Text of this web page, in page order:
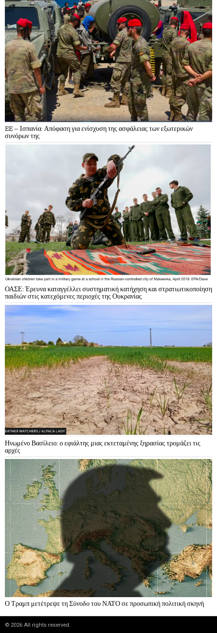
EE – Ισπανία: Απόφαση για ενίσχυση της ασφάλειας των εξωτερικών
συνόρων της
ΟΑΣΕ: Έρευνα καταγγέλλει συστηματική κατήχηση και στρατιωτικοποίηση
παιδιών στις κατεχόμενες περιοχές της Ουκρανίας
Ηνωμένο Βασίλειο: ο εφιάλτης μιας εκτεταμένης ξηρασίας τρομάζει τις
αρχές
Ο Τραμπ μετέτρεψε τη Σύνοδο του ΝΑΤΟ σε προσωπική πολιτική σκηνή
© 2026 All rights reserved.